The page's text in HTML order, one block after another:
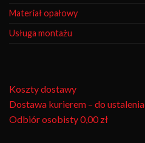
Materiał opałowy
Usługa montażu
Koszty dostawy
Dostawa kurierem – do ustalenia,
Odbiór osobisty0,00 zł